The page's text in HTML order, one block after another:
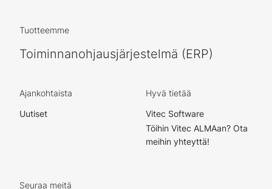
Tuotteemme
Toiminnanohjausjärjestelmä (ERP)
Ajankohtaista
Uutiset
Hyvä tietää
Vitec Software
Töihin Vitec ALMAan? Ota
meihin yhteyttä!
Seuraa meitä